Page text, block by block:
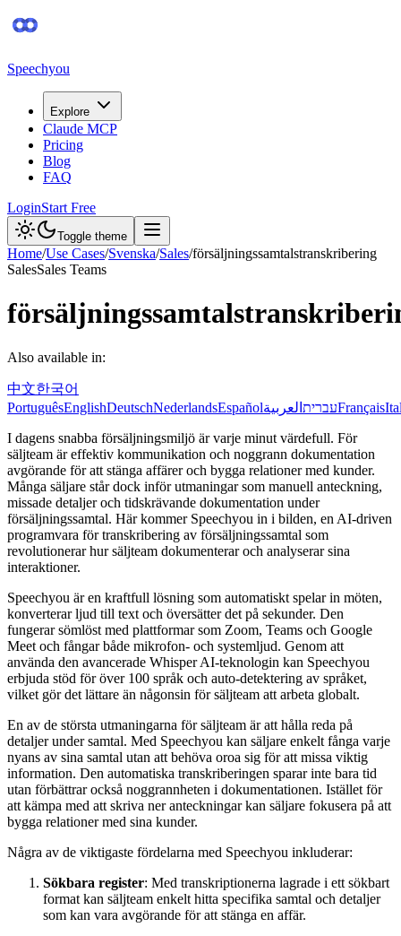
Speechyou
Explore
Claude MCP
Pricing
Blog
FAQ
LoginStart Free
Toggle theme
Home/Use Cases/Svenska/Sales/försäljningssamtalstranskribering
SalesSales Teams
Also available in:
中文한국어
PortuguêsEnglishDeutschNederlandsEspañol עברית العربية Français
I dagens snabba försäljningsmiljö är varje minut värdefull. För
säljteam är effektiv kommunikation och noggrann dokumentation
avgörande för att stänga affärer och bygga relationer med kunder.
Många säljare står dock inför utmaningar som manuell anteckning,
missade detaljer och tidskrävande dokumentation under
försäljningssamtal. Här kommer Speechyou in i bilden, en AI-driven
programvara för transkribering av försäljningssamtal som
revolutionerar hur säljteam dokumenterar och analyserar sina
interaktioner.
Speechyou är en kraftfull lösning som automatiskt spelar in möten,
konverterar ljud till text och översätter det på sekunder. Den
fungerar sömlöst med plattformar som Zoom, Teams och Google
Meet och fångar både mikrofon- och systemljud. Genom att
använda den avancerade Whisper AI-teknologin kan Speechyou
erbjuda stöd för över 100 språk och auto-detektering av språket,
vilket gör det lättare än någonsin för säljteam att arbeta globalt.
En av de största utmaningarna för säljteam är att hålla reda på
detaljer under samtal. Med Speechyou kan säljare enkelt fånga varje
nyans av sina samtal utan att behöva oroa sig för att missa viktig
information. Den automatiska transkriberingen sparar inte bara tid
utan förbättrar också noggrannheten i dokumentationen. Istället för
att kämpa med att skriva ner anteckningar kan säljare fokusera på att
bygga relationer med sina kunder.
Några av de viktigaste fördelarna med Speechyou inkluderar:
Sökbara register: Med transkriptionerna lagrade i ett sökbart
format kan säljteam enkelt hitta specifika samtal och detaljer
som kan vara avgörande för att stänga en affär.